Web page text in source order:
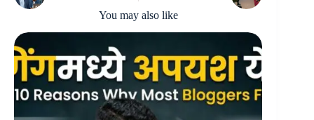
You may also like